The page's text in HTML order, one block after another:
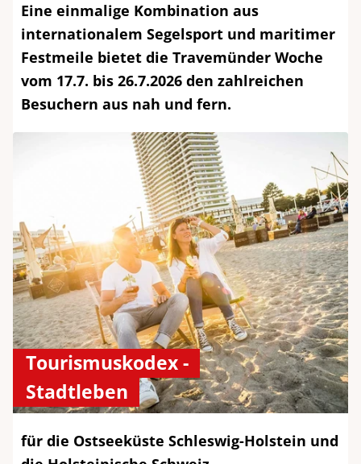
Eine einmalige Kombination aus
internationalem Segelsport und maritimer
Festmeile bietet die Travemünder Woche
vom 17.7. bis 26.7.2026 den zahlreichen
Besuchern aus nah und fern.
Tourismuskodex -
Stadtleben
für die Ostseeküste Schleswig-Holstein und